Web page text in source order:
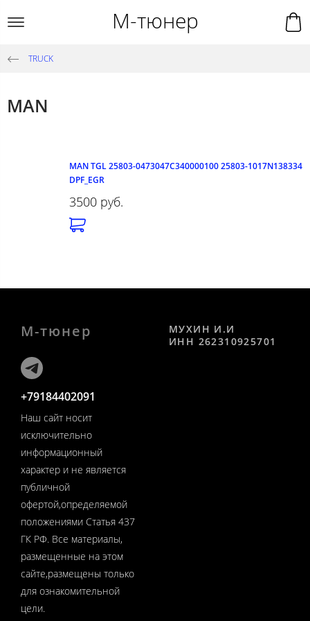
М-тюнер
TRUCK
MAN
MAN TGL 25803-0473047C340000100 25803-1017N138334
DPF_EGR
3500 руб.
М-тюнер
+79184402091
Наш сайт носит
исключительно
информационный
характер и не является
публичной
офертой,определяемой
положениями Статья 437
ГК РФ. Все материалы,
размещенные на этом
сайте,размещены только
для ознакомительной
цели.
МУХИН И.И
ИНН 262310925701